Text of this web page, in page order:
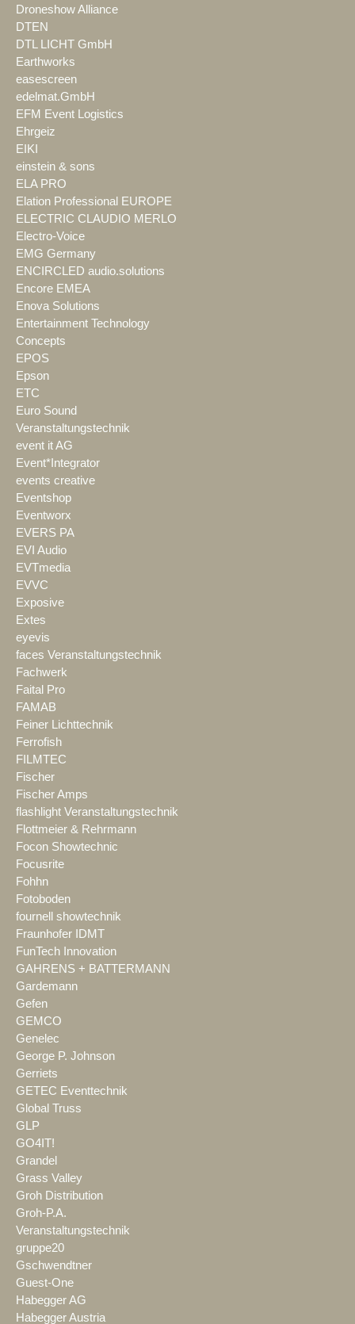
Droneshow Alliance
DTEN
DTL LICHT GmbH
Earthworks
easescreen
edelmat.GmbH
EFM Event Logistics
Ehrgeiz
EIKI
einstein & sons
ELA PRO
Elation Professional EUROPE
ELECTRIC CLAUDIO MERLO
Electro-Voice
EMG Germany
ENCIRCLED audio.solutions
Encore EMEA
Enova Solutions
Entertainment Technology
Concepts
EPOS
Epson
ETC
Euro Sound
Veranstaltungstechnik
event it AG
Event*Integrator
events creative
Eventshop
Eventworx
EVERS PA
EVI Audio
EVTmedia
EVVC
Exposive
Extes
eyevis
faces Veranstaltungstechnik
Fachwerk
Faital Pro
FAMAB
Feiner Lichttechnik
Ferrofish
FILMTEC
Fischer
Fischer Amps
flashlight Veranstaltungstechnik
Flottmeier & Rehrmann
Focon Showtechnic
Focusrite
Fohhn
Fotoboden
fournell showtechnik
Fraunhofer IDMT
FunTech Innovation
GAHRENS + BATTERMANN
Gardemann
Gefen
GEMCO
Genelec
George P. Johnson
Gerriets
GETEC Eventtechnik
Global Truss
GLP
GO4IT!
Grandel
Grass Valley
Groh Distribution
Groh-P.A.
Veranstaltungstechnik
gruppe20
Gschwendtner
Guest-One
Habegger AG
Habegger Austria